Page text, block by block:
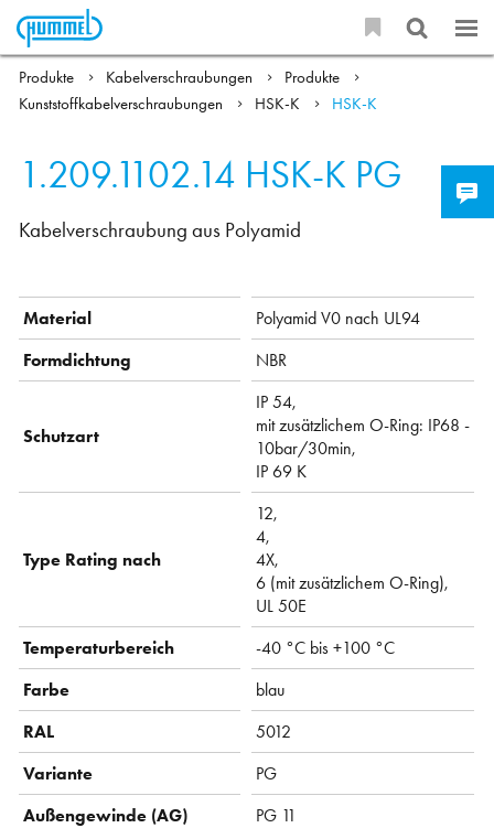
Produkte Kabelverschraubungen
Produkte
Kunststoffkabelverschraubungen
HSK-K HSK-K
1.209.1102.14 HSK-K PG
Kabelverschraubung aus Polyamid
Material
Polyamid V0 nach UL94
Formdichtung
NBR
Schutzart
IP 54,
mit zusätzlichem O-Ring: IP68 -
10bar/30min,
IP 69 K
Type Rating nach
12,
4,
4X,
6 (mit zusätzlichem O-Ring),
UL 50E
Temperaturbereich
-40 °C bis +100 °C
Farbe
blau
RAL
5012
Variante
PG
Außengewinde (AG)
PG 11